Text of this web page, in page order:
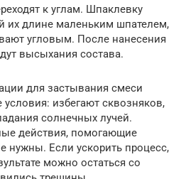
к углам. Шпаклевку
их длине маленьким шпателем,
угловым. После нанесения
высыхания состава.
для застывания смеси
избегают сквозняков,
солнечных лучей.
действия, помогающие
нужны. Если ускорить процесс,
можно остаться со